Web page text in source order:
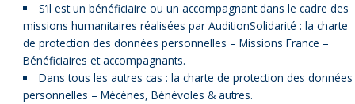
S’il est un bénéficiaire ou un accompagnant dans le cadre des
missions humanitaires réalisées par AuditionSolidarité : la charte
de protection des données personnelles – Missions France –
Bénéficiaires et accompagnants.
Dans tous les autres cas : la charte de protection des données
personnelles – Mécènes, Bénévoles & autres.